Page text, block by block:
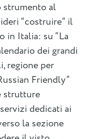
strumento al
“costruire” il
in Italia: su “La
dei grandi
regione per
Friendly”
strutture
dedicati ai
la sezione